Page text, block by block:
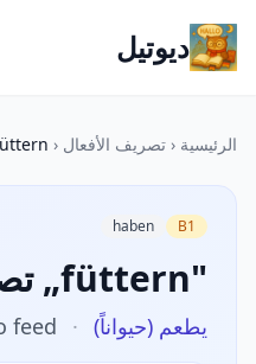
ديوتيل
الرئيسية ‹ تصريف الأفعال ‹
B1
haben
تصريف „füttern"
يطعم (حيواناً) ·
feed